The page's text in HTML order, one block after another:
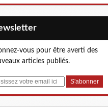
vous pour être averti des
articles publiés.